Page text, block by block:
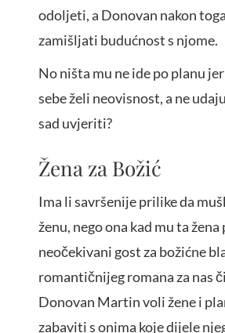
odoljeti, a Donovan nakon
zamišljati budućnost s njome.
No ništa mu ne ide po planu
sebe želi neovisnost, a ne
sad uvjeriti?
Žena za Božić
Ima li savršenije prilike da
ženu, nego ona kad mu ta
neočekivani gost za božićne
romantičnijeg romana za nas
Donovan Martin voli žene i
zabaviti s onima koje dijele